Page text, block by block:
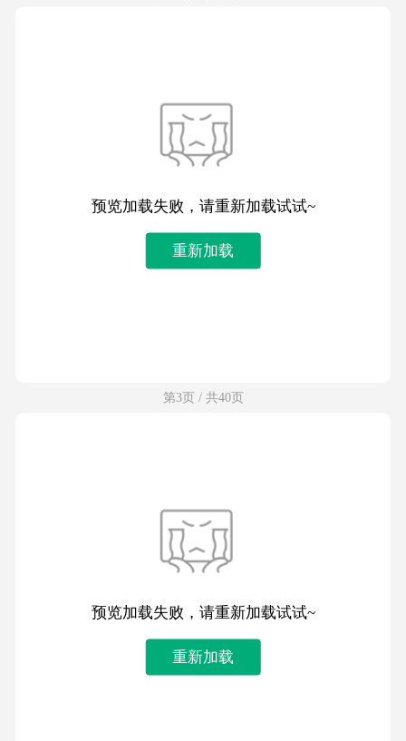
预览加载失败，请重新加载试试~
重新加载
第3页 / 共40页
预览加载失败，请重新加载试试~
重新加载